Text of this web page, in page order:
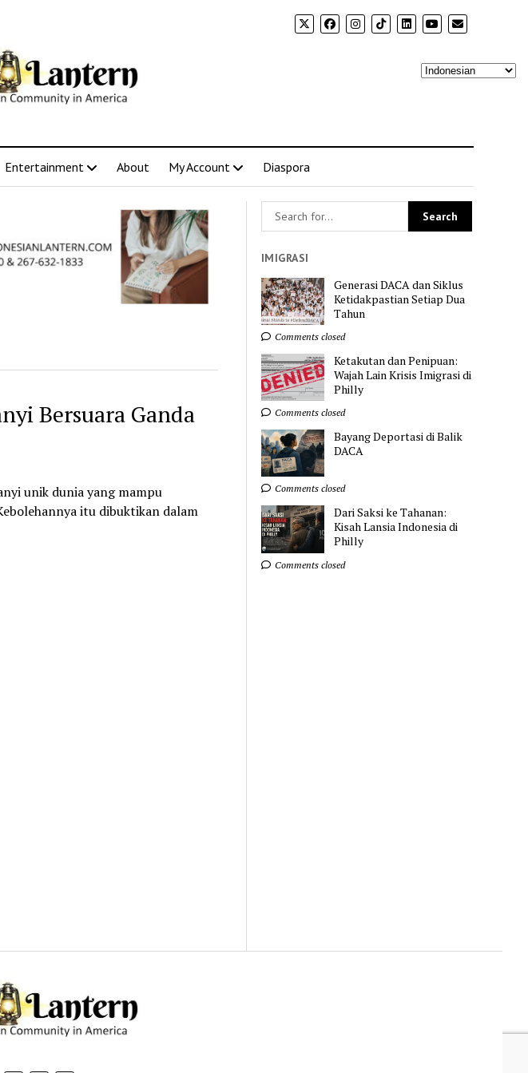
Entertainment About My Account Diaspora
Bersuara Ganda
unik dunia yang mampu
itu dibuktikan dalam
IMIGRASI
Generasi DACA dan Siklus
Ketidakpastian Setiap Dua
Tahun
Comments closed
Ketakutan dan Penipuan:
Wajah Lain Krisis Imigrasi di
Philly
Comments closed
Bayang Deportasi di Balik
DACA
Comments closed
Dari Saksi ke Tahanan:
Kisah Lansia Indonesia di
Philly
Comments closed